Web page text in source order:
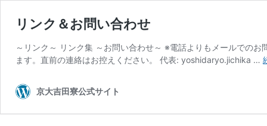
リンク＆お問い合わせ
～リンク～ リンク集 ～お問い合わせ～ ※電話よりもメールでの
ます。直前の連絡はお控えください。 代表: yoshidaryo.jichika …
京大吉田寮公式サイト